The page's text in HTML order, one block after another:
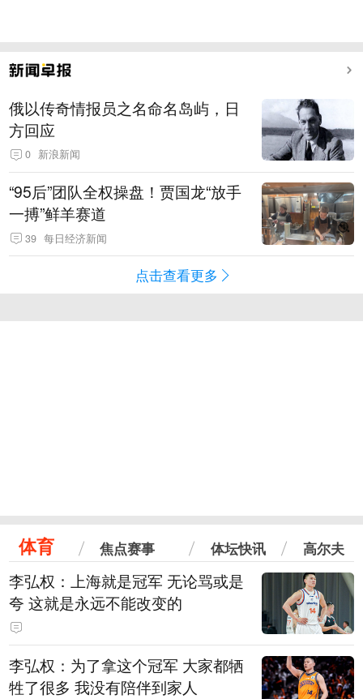
俄以传奇情报员之名命名岛屿，日
方回应
0 新浪新闻
“95后”团队全权操盘！贾国龙“放手
一搏”鲜羊赛道
39 每日经济新闻
点击查看更多
体育 焦点赛事 体坛快讯 高尔夫
李弘权：上海就是冠军 无论骂或是
夸 这就是永远不能改变的
李弘权：为了拿这个冠军 大家都牺
牲了很多 我没有陪伴到家人